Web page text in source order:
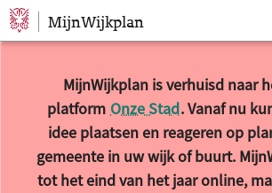
Sla navigatie over
MijnWijkplan
MijnWijkplan is verhuisd naar
platform Onze Stad. Vanaf nu
idee plaatsen en reageren op
gemeente in uw wijk of buurt.
tot het eind van het jaar online,